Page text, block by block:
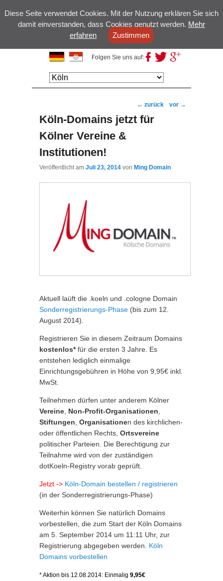
Kölsche Domains
Folgen Sie uns auf:
Hauptmenü
Weiter zum
Hauptinhalt
Weiter zum
Sekundärinhalt
Beitragsnavigation
← zurück vor →
Köln-Domains jetzt für
Kölner Vereine &
Institutionen!
Veröffentlicht am Juli 23, 2014 von Ming Domain
Aktuell laüft die .koeln und .cologne Domain
Sonderregistrierungs-Phase (bis zum 12.
August 2014).
Registrieren Sie in diesem Zeitraum Domains
kostenlos*für die ersten 3 Jahre. Es
entstehen lediglich einmalige
Einrichtungsgebühren in Höhe von 9,95€ inkl.
MwSt.
Teilnehmen dürfen unter anderem Kölner
Vereine Non-Profit-Organisationen
Stiftungen Organisationen des kirchlichen-
oder öffentlichen Rechts, Ortsvereine
politischer Parteien. Die Berechtigung zur
Teilnahme wird von der zuständigen
dotKoeln-Registry vorab geprüft.
Jetzt -> Köln-Domain bestellen / registrieren
(in der Sonderregistrierungs-Phase)
Weiterhin können Sie natürlich Domains
vorbestellen, die zum Start der Köln Domains
am 5. September 2014 um 11:11 Uhr, zur
Registrierung abgegeben werden. Köln
Domains vorbestellen
* Aktion bis 12.08.2014: Einmalig 9,95€
Diese Seite verwendet Cookies. Mit der Nutzung erklären Sie sich
damit einverstanden, dass Cookies genutzt werden. Mehr
erfahren
Zustimmen